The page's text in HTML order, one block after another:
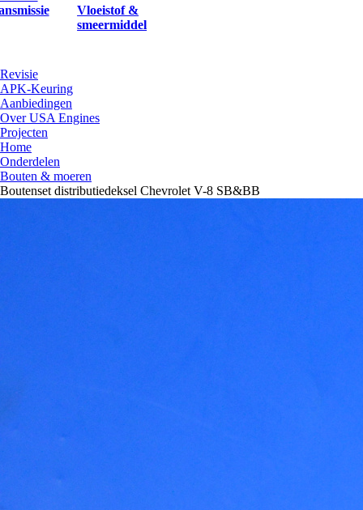
Vloeistof &
smeermiddel
Revisie
APK-Keuring
Aanbiedingen
Over USA Engines
Projecten
Home
Onderdelen
Bouten & moeren
Boutenset distributiedeksel Chevrolet V-8 SB&BB